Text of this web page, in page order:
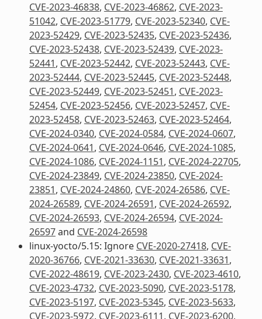
CVE-2023-46838, CVE-2023-46862, CVE-2023-
51042, CVE-2023-51779, CVE-2023-52340, CVE-
2023-52429, CVE-2023-52435, CVE-2023-52436,
CVE-2023-52438, CVE-2023-52439, CVE-2023-
52441, CVE-2023-52442, CVE-2023-52443, CVE-
2023-52444, CVE-2023-52445, CVE-2023-52448,
CVE-2023-52449, CVE-2023-52451, CVE-2023-
52454, CVE-2023-52456, CVE-2023-52457, CVE-
2023-52458, CVE-2023-52463, CVE-2023-52464,
CVE-2024-0340, CVE-2024-0584, CVE-2024-0607,
CVE-2024-0641, CVE-2024-0646, CVE-2024-1085,
CVE-2024-1086, CVE-2024-1151, CVE-2024-22705,
CVE-2024-23849, CVE-2024-23850, CVE-2024-
23851, CVE-2024-24860, CVE-2024-26586, CVE-
2024-26589, CVE-2024-26591, CVE-2024-26592,
CVE-2024-26593, CVE-2024-26594, CVE-2024-
26597and CVE-2024-26598
linux-yocto/5.15: Ignore CVE-2020-27418, CVE-
2020-36766, CVE-2021-33630, CVE-2021-33631,
CVE-2022-48619, CVE-2023-2430, CVE-2023-4610,
CVE-2023-4732, CVE-2023-5090, CVE-2023-5178,
CVE-2023-5197, CVE-2023-5345, CVE-2023-5633,
CVE-2023-5972, CVE-2023-6111, CVE-2023-6200,